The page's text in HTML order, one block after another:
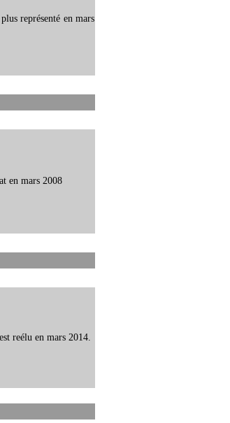
représenté en mars
en mars 2008
reélu en mars 2014.